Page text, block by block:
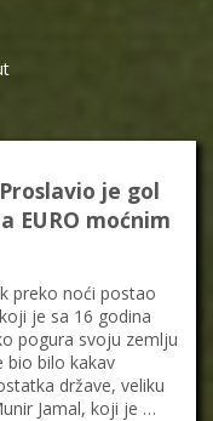
je gol
EURO moćnim
preko noći postao
je sa 16 godina
pogura svoju zemlju
bio bilo kakav
države, veliku
Jamal, koji je …